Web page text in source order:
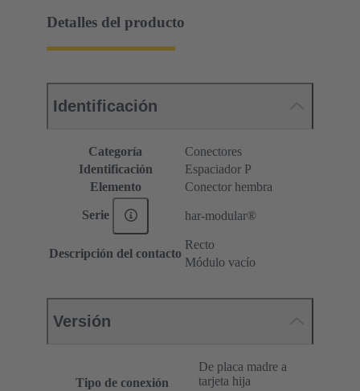
Detalles del producto
Identificación
Categoría
Conectores
Identificación
Espaciador P
Elemento
Conector hembra
Serie har-modular®
Descripción del contacto
Recto
Módulo vacío
Versión
Tipo de conexión
De placa madre a
tarjeta hija